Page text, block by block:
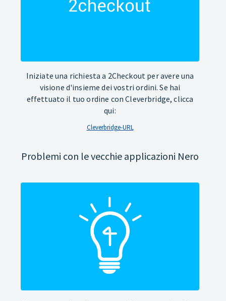
Iniziate una richiesta a 2Checkout per avere una
visione d'insieme dei vostri ordini. Se hai
effettuato il tuo ordine con Cleverbridge, clicca
qui:
Cleverbridge-URL
Problemi con le vecchie applicazioni Nero